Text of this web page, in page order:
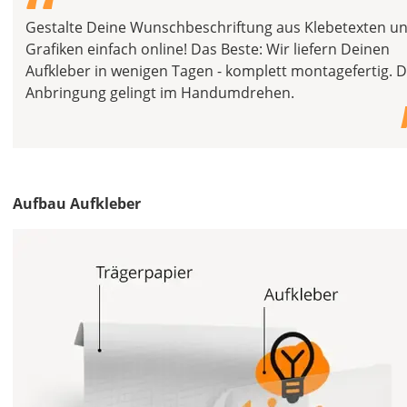
DE
Deutschland
EU
CH
Gestalte Deine Wunschbeschriftung aus Klebetexten
Grafiken einfach online! Das Beste: Wir liefern Deinen
Aufkleber in wenigen Tagen - komplett montagefertig.
Anbringung gelingt im Handumdrehen.
Aufbau Aufkleber